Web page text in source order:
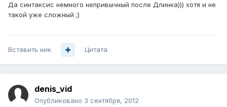
Да синтаксис немного непривычный после Длинка))) хотя и не
такой уже сложный ;)
Вставить ник Цитата
denis_vid
Опубликовано 3 сентября, 2012